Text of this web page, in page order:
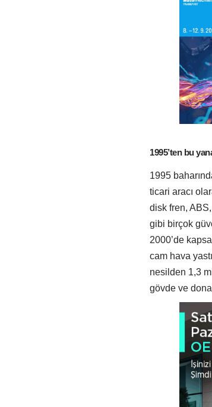
1995’ten bu
1995
ticari aracı
disk fren,
gibi birçok
2000’de
cam hava
nesilden 1,3
gövde ve